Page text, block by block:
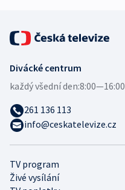
TV program
Živé vysílání
Divácké centrum
každý všední den:
261 136 113
info@ceskatelevize.cz